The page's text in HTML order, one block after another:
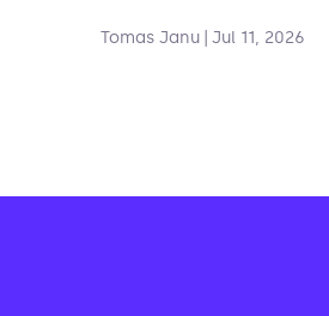
Tomas Janu Jul 11, 2026